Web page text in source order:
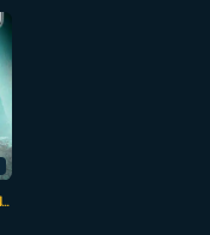
ĐIỀM BÁO KINH HOÀNG